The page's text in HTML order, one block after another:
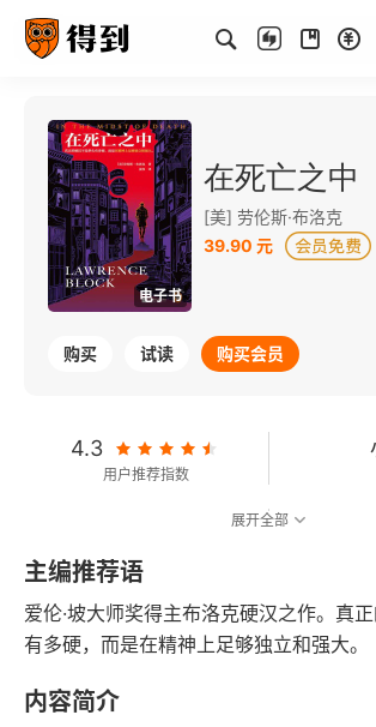
电子书
在死亡之中
[美] 劳伦斯·布洛克
39.90 元
购买 试读 购买会员
4.3
用户推荐指数
82千字
字数
展开全部
主编推荐语
爱伦·坡大师奖得主布洛克硬汉之作。真
有多硬，而是在精神上足够独立和强大。
内容简介